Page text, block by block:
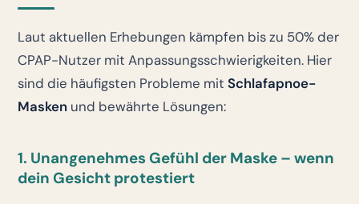
Laut aktuellen Erhebungen kämpfen bis zu 50% der
CPAP-Nutzer mit Anpassungsschwierigkeiten. Hier
sind die häufigsten Probleme mit Schlafapnoe-
Masken und bewährte Lösungen:
1. Unangenehmes Gefühl der Maske – wenn
dein Gesicht protestiert